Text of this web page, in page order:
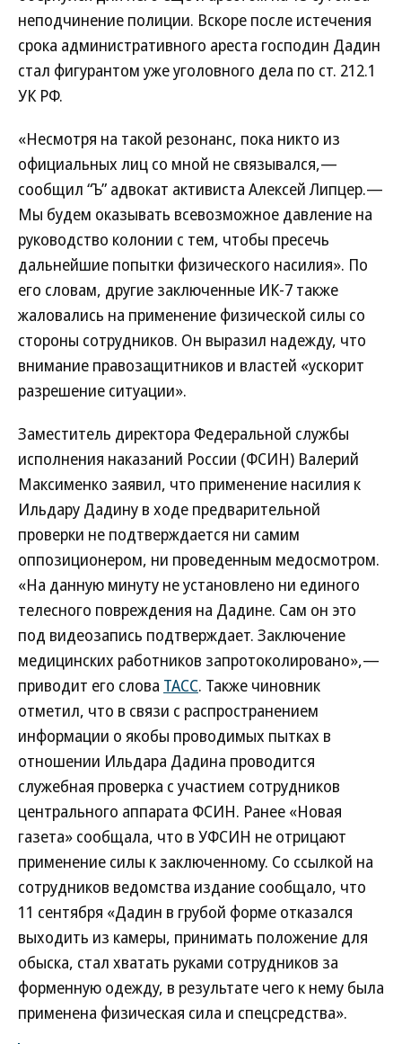
неподчинение полиции. Вскоре после истечения
срока административного ареста господин Дадин
стал фигурантом уже уголовного дела по ст. 212.1
УК РФ.
«Несмотря на такой резонанс, пока никто из
официальных лиц со мной не связывался,—
сообщил “Ъ” адвокат активиста Алексей Липцер.—
Мы будем оказывать всевозможное давление на
руководство колонии с тем, чтобы пресечь
дальнейшие попытки физического насилия». По
его словам, другие заключенные ИК-7 также
жаловались на применение физической силы со
стороны сотрудников. Он выразил надежду, что
внимание правозащитников и властей «ускорит
разрешение ситуации».
Заместитель директора Федеральной службы
исполнения наказаний России (ФСИН) Валерий
Максименко заявил, что применение насилия к
Ильдару Дадину в ходе предварительной
проверки не подтверждается ни самим
оппозиционером, ни проведенным медосмотром.
«На данную минуту не установлено ни единого
телесного повреждения на Дадине. Сам он это
под видеозапись подтверждает. Заключение
медицинских работников запротоколировано»,—
приводит его слова ТАСС. Также чиновник
отметил, что в связи с распространением
информации о якобы проводимых пытках в
отношении Ильдара Дадина проводится
служебная проверка с участием сотрудников
центрального аппарата ФСИН. Ранее «Новая
газета» сообщала, что в УФСИН не отрицают
применение силы к заключенному. Со ссылкой на
сотрудников ведомства издание сообщало, что
11 сентября «Дадин в грубой форме отказался
выходить из камеры, принимать положение для
обыска, стал хватать руками сотрудников за
форменную одежду, в результате чего к нему была
применена физическая сила и спецсредства».